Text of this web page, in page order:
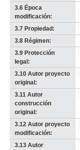
3.6 Época
modificación:
3.7 Propiedad:
3.8 Régimen:
3.9 Protección
legal:
3.10 Autor proyecto
original:
3.11 Autor
construcción
original:
3.12 Autor proyecto
modificación:
3.13 Autor